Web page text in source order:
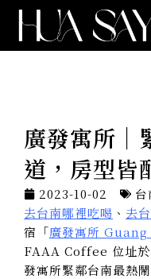
廣發寓所｜
道，房型皆
2023-10-02
去台南哪裡吃喝 、 去
宿「廣發寓所
FAAA Coffee 位址於
發寓所緊鄰台南最熱